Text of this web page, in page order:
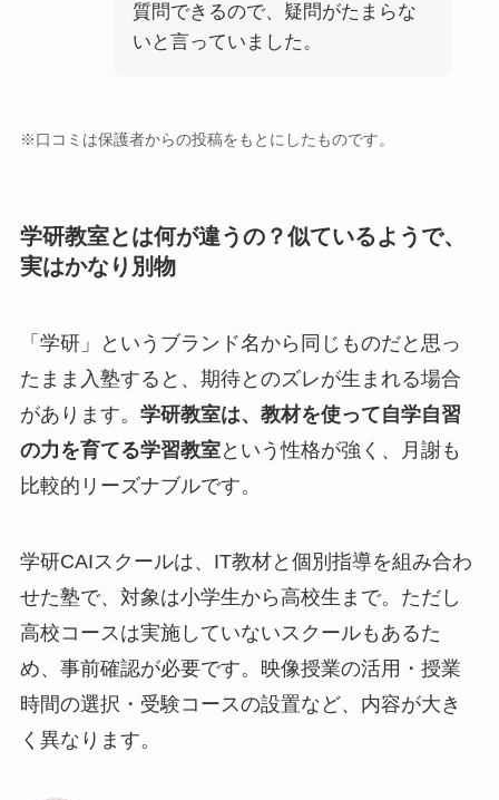
質問できるので、疑問がたまらな
いと言っていました。
※口コミは保護者からの投稿をもとにしたものです。
学研教室とは何が違うの？似ているようで、
実はかなり別物
「学研」というブランド名から同じものだと思っ
たまま入塾すると、期待とのズレが生まれる場合
があります。 学研教室は、教材を使って自学自習
の力を育てる学習教室という性格が強く、月謝も
比較的リーズナブルです。
学研CAIスクールは、IT教材と個別指導を組み合わ
せた塾で、対象は小学生から高校生まで。ただし
高校コースは実施していないスクールもあるた
め、事前確認が必要です。映像授業の活用・授業
時間の選択・受験コースの設置など、内容が大き
く異なります。